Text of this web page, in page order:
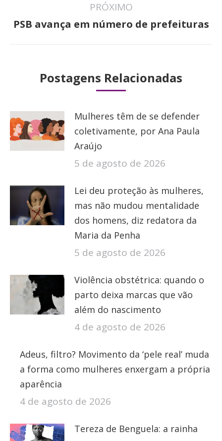
PRÓXIMO
Próximo
PSB avança em número de prefeituras
Postagens Relacionadas
Mulheres têm de se defender
coletivamente, por Ana Paula
Araújo
5 de agosto de 2026
Lei deu proteção às mulheres,
mas não mudou mentalidade
dos homens, diz redatora da
Maria da Penha
5 de agosto de 2026
Violência obstétrica: quando o
parto deixa marcas que vão
além do nascimento
4 de agosto de 2026
Adeus, filtro? Movimento da ‘pele real’ muda
a forma como mulheres enxergam a própria
aparência
4 de agosto de 2026
Tereza de Benguela: a rainha